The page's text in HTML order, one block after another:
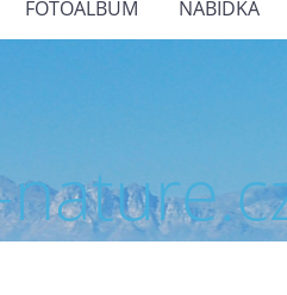
FOTOALBUM NABÍDKA